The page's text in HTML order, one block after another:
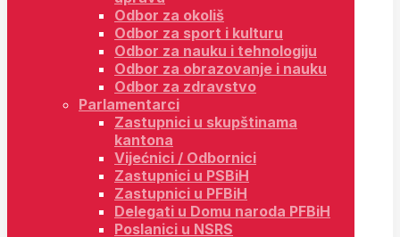
Odbor za okoliš
Odbor za sport i kulturu
Odbor za nauku i tehnologiju
Odbor za obrazovanje i nauku
Odbor za zdravstvo
Parlamentarci
Zastupnici u skupštinama
kantona
Vijećnici / Odbornici
Zastupnici u PSBiH
Zastupnici u PFBiH
Delegati u Domu naroda PFBiH
Poslanici u NSRS